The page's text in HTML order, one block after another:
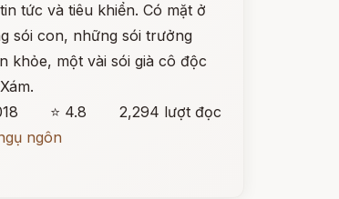
tức và tiêu khiển. Có mặt ở
sói con, những sói trưởng
khỏe, một vài sói già cô độc
⭐ 4.8
2,294 lượt đọc
ngôn